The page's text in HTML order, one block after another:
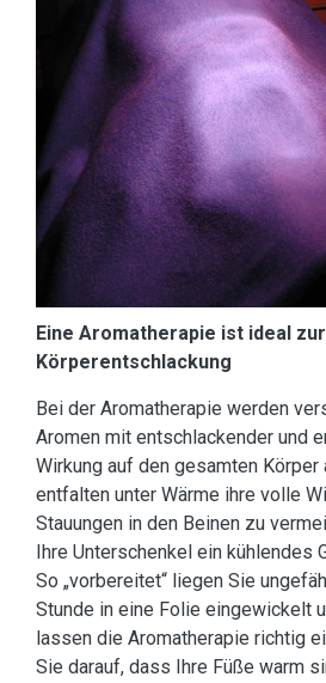
Eine Aromatherapie ist ideal zur
Körperentschlackung
Bei der Aromatherapie werden
Aromen mit entschlackender und
Wirkung auf den gesamten Körper
entfalten unter Wärme ihre volle
Stauungen in den Beinen zu
Ihre Unterschenkel ein kühlendes
So „vorbereitet“ liegen Sie
Stunde in eine Folie eingewickelt
lassen die Aromatherapie richtig
Sie darauf, dass Ihre Füße warm